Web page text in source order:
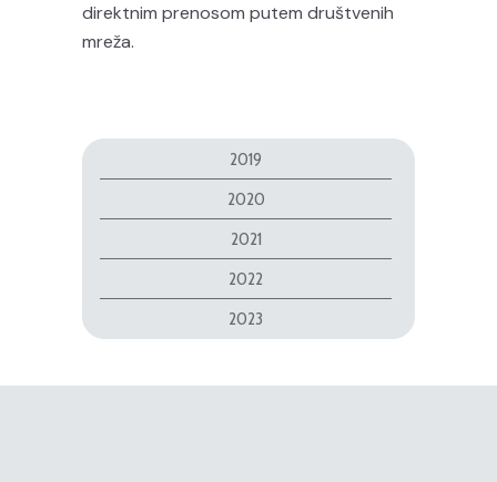
direktnim prenosom putem društvenih
mreža.
2019
2020
2021
2022
2023